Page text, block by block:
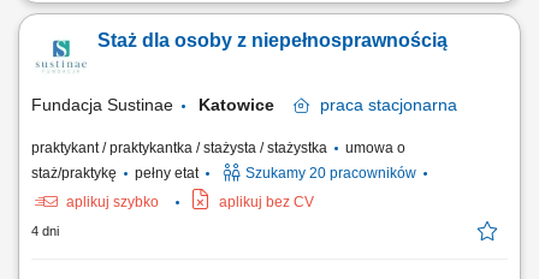
środków Państwowego Funduszu Rehabilitacji Osób
Niepełnosprawnych. Celem uczestnictwa w programie jest zwiększenie
Staż dla osoby z niepełnosprawnością
Fundacja Sustinae Katowice praca stacjonarna
praktykant / praktykantka / stażysta / stażystka
umowa o
staż/praktykę
pełny etat
Szukamy 20 pracowników
aplikuj szybko
aplikuj bez CV
4 dni